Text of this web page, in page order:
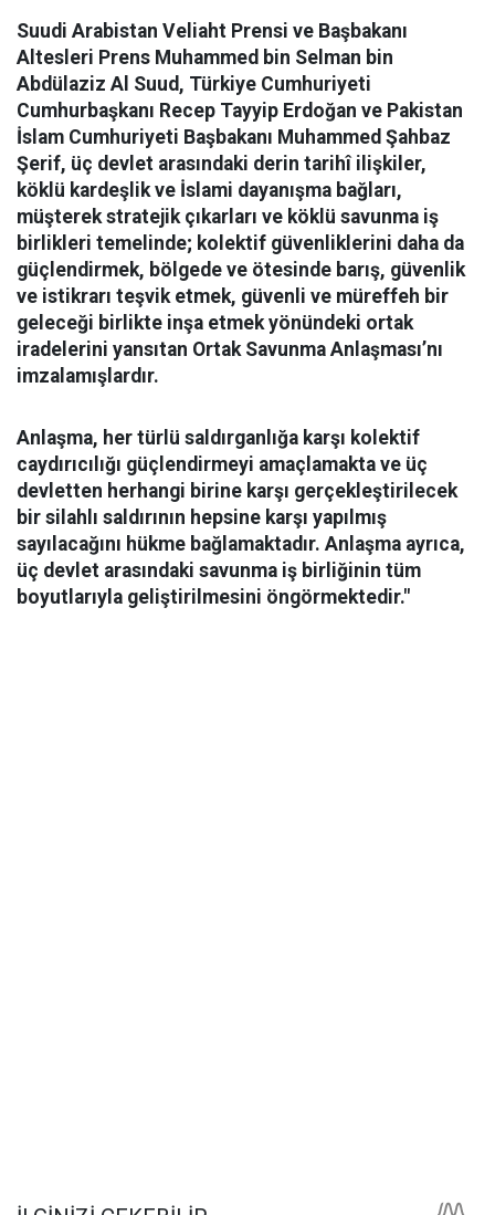
Suudi Arabistan Veliaht Prensi ve Başbakanı
Altesleri Prens Muhammed bin Selman bin
Abdülaziz Al Suud, Türkiye Cumhuriyeti
Cumhurbaşkanı Recep Tayyip Erdoğan ve Pakistan
İslam Cumhuriyeti Başbakanı Muhammed Şahbaz
Şerif, üç devlet arasındaki derin tarihî ilişkiler,
köklü kardeşlik ve İslami dayanışma bağları,
müşterek stratejik çıkarları ve köklü savunma iş
birlikleri temelinde; kolektif güvenliklerini daha da
güçlendirmek, bölgede ve ötesinde barış, güvenlik
ve istikrarı teşvik etmek, güvenli ve müreffeh bir
geleceği birlikte inşa etmek yönündeki ortak
iradelerini yansıtan Ortak Savunma Anlaşması’nı
imzalamışlardır.
Anlaşma, her türlü saldırganlığa karşı kolektif
caydırıcılığı güçlendirmeyi amaçlamakta ve üç
devletten herhangi birine karşı gerçekleştirilecek
bir silahlı saldırının hepsine karşı yapılmış
sayılacağını hükme bağlamaktadır. Anlaşma ayrıca,
üç devlet arasındaki savunma iş birliğinin tüm
boyutlarıyla geliştirilmesini öngörmektedir."